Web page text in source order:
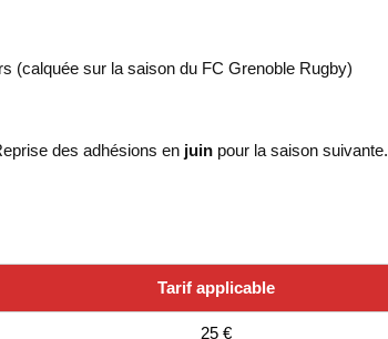
(calquée sur la saison du FC Grenoble Rugby)
des adhésions en juin pour la saison suivante.
Tarif applicable
25 €